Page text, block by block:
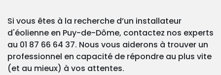
Si vous êtes à la recherche d’un installateur
d'éolienne en Puy-de-Dôme, contactez nos experts
au 01 87 66 64 37. Nous vous aiderons à trouver un
professionnel en capacité de répondre au plus vite
(et au mieux) à vos attentes.